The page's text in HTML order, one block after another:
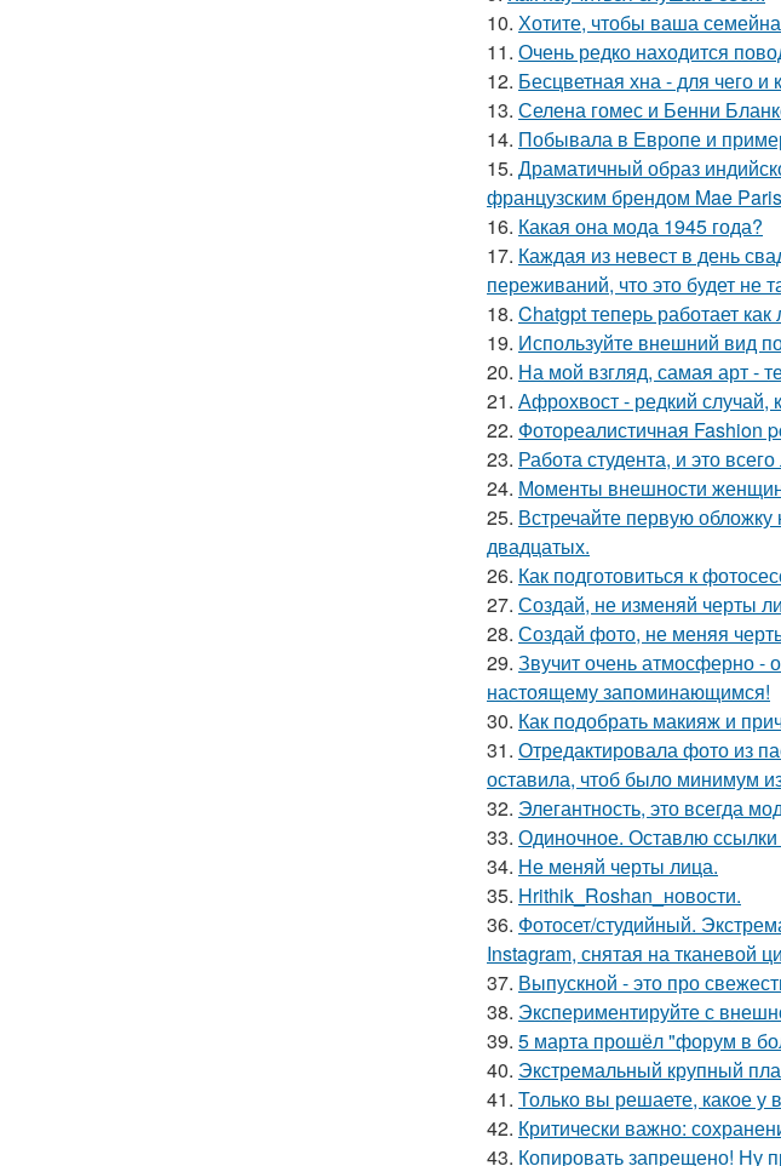
10. Хотите, чтобы ваша
11. Очень редко находится
12. Бесцветная хна - для чего и
13. Селена гомес и Бенни
14. Побывала в Европе и
15. Драматичный образ
французским брендом Mae
16. Какая она мода 1945 года?
17. Каждая из невест в день
переживаний, что это будет не
18. Chatgpt теперь работает
19. Используйте внешний вид
20. На мой взгляд, самая арт -
21. Афрохвост - редкий случай,
22. Фотореалистичная Fashion
23. Работа студента, и это
24. Моменты внешности
25. Встречайте первую
двадцатых.
26. Как подготовиться к
27. Создай, не изменяй черты
28. Создай фото, не меняя
29. Звучит очень атмосферно -
настоящему запоминающимся!
30. Как подобрать макияж и
31. Отредактировала фото из
оставила, чтоб было минимум
32. Элегантность, это всегда
33. Одиночное. Оставлю
34. Не меняй черты лица.
35. Hrithik_Roshan_новости.
36. Фотосет/студийный.
Instagram, снятая на тканевой
37. Выпускной - это про
38. Экспериментируйте с
39. 5 марта прошёл "форум в
40. Экстремальный крупный
41. Только вы решаете, какое у
42. Критически важно:
43. Копировать запрещено! Ну